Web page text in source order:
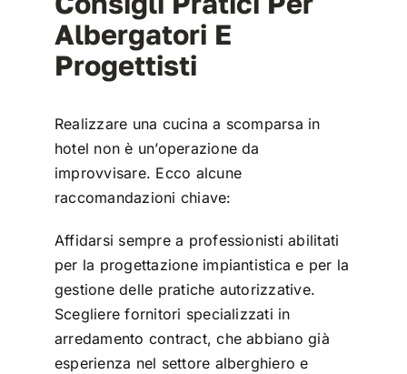
Albergatori E
Progettisti
Realizzare una cucina a scomparsa in
hotel non è un’operazione da
improvvisare. Ecco alcune
raccomandazioni chiave:
Affidarsi sempre a professionisti abilitati
per la progettazione impiantistica e per la
gestione delle pratiche autorizzative.
Scegliere fornitori specializzati in
arredamento contract, che abbiano già
esperienza nel settore alberghiero e